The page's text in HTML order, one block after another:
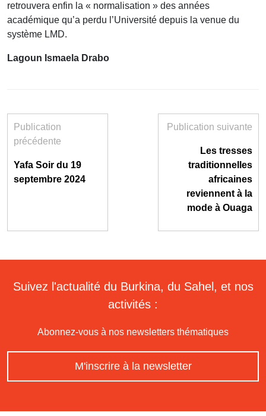
retrouvera enfin la « normalisation » des années
académique qu’a perdu l’Université depuis la venue du
système LMD.
Lagoun Ismaela Drabo
Publication
précédente
Yafa Soir du 19
septembre 2024
Publication suivante
Les tresses
traditionnelles
africaines
reviennent à la
mode à Ouaga
Suivez l'actualité du Burkina, du Sahel, et nos
activités :
Abonnez-vous à nos newsletters thématiques
M'inscrire à la newsletter